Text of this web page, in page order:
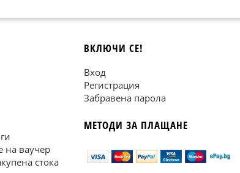
на ваучер
стока
ВКЛЮЧИ СЕ!
Вход
Регистрация
Забравена парола
МЕТОДИ ЗА ПЛАЩАНЕ